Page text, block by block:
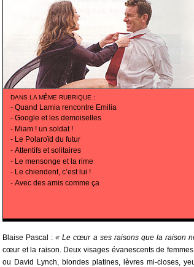
DANS LA MÊME RUBRIQUE :
- Quand Lamia rencontre Emilia
- Google et les demoiselles
- Miam ! un soldat !
- Le Polaroïd du futur
- Attentifs et solitaires
- Le mensonge et la rime
- Le chiendent, c’est lui !
- Avec des amis comme ça
Blaise Pascal :« Le cœur a ses raisons que la raison
cœur et la raison. Deux visages évanescents de
ou David Lynch, blondes platines, lèvres mi-closes,